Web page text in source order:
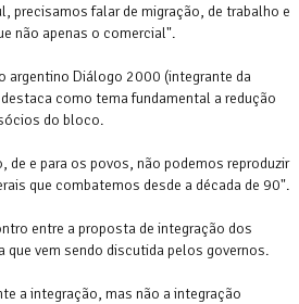
precisamos falar de migração, de trabalho e
não apenas o comercial".
argentino Diálogo 2000 (integrante da
como tema fundamental a redução
do bloco.
de e para os povos, não podemos reproduzir
que combatemos desde a década de 90".
entre a proposta de integração dos
que vem sendo discutida pelos governos.
a integração, mas não a integração